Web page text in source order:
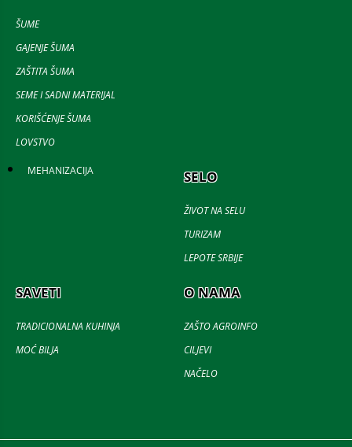
ŠUME
GAJENJE ŠUMA
ZAŠTITA ŠUMA
SEME I SADNI MATERIJAL
KORIŠĆENJE ŠUMA
LOVSTVO
MEHANIZACIJA SELO
ŽIVOT NA SELU
TURIZAM
LEPOTE SRBIJE
SAVETI
TRADICIONALNA KUHINJA
MOĆ BILJA
O NAMA
ZAŠTO AGROINFO
CILJEVI
NAČELO